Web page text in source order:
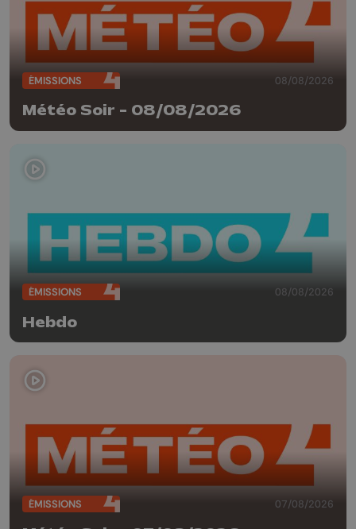
ÉMISSIONS 08/08/2026
Météo Soir - 08/08/2026
ÉMISSIONS 08/08/2026
Hebdo
ÉMISSIONS 07/08/2026